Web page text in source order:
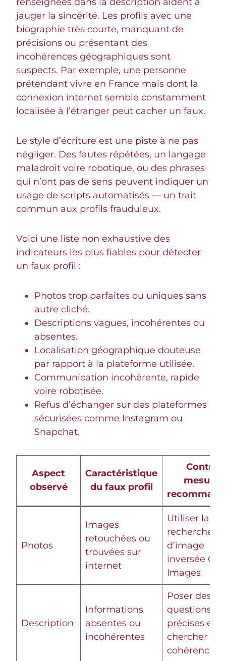
jauger la sincérité. Les profils avec une
biographie très courte, manquant de
précisions ou présentant des
incohérences géographiques sont
suspects. Par exemple, une personne
prétendant vivre en France mais dont la
connexion internet semble constamment
localisée à l’étranger peut cacher un faux.
Le style d’écriture est une piste à ne pas
négliger. Des fautes répétées, un langage
maladroit voire robotique, ou des phrases
qui n’ont pas de sens peuvent indiquer un
usage de scripts automatisés — un trait
commun aux profils frauduleux.
Voici une liste non exhaustive des
indicateurs les plus fiables pour détecter
un faux profil :
Photos trop parfaites ou uniques sans
autre cliché.
Descriptions vagues, incohérentes ou
absentes.
Localisation géographique douteuse
par rapport à la plateforme utilisée.
Communication incohérente, rapide
voire robotisée.
Refus d’échanger sur des plateformes
sécurisées comme Instagram ou
Snapchat.
Aspect
observé
Caractéristique
du faux profil
Contre-
mesures
Photos
Images
retouchées ou
trouvées sur
internet
Utiliser la
recherche
d’image
inversée
Images
Description
Informations
absentes ou
incohérentes
Poser des
questions
précises et
chercher la
cohérence